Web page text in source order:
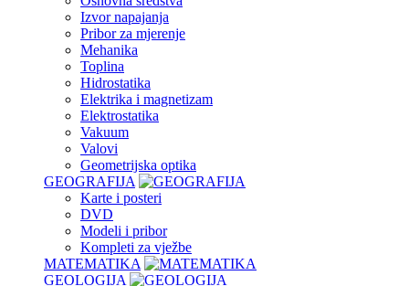
Izvor napajanja
Pribor za mjerenje
Mehanika
Toplina
Hidrostatika
Elektrika i magnetizam
Elektrostatika
Vakuum
Valovi
Geometrijska optika
GEOGRAFIJA
Karte i posteri
DVD
Modeli i pribor
Kompleti za vježbe
MATEMATIKA
GEOLOGIJA